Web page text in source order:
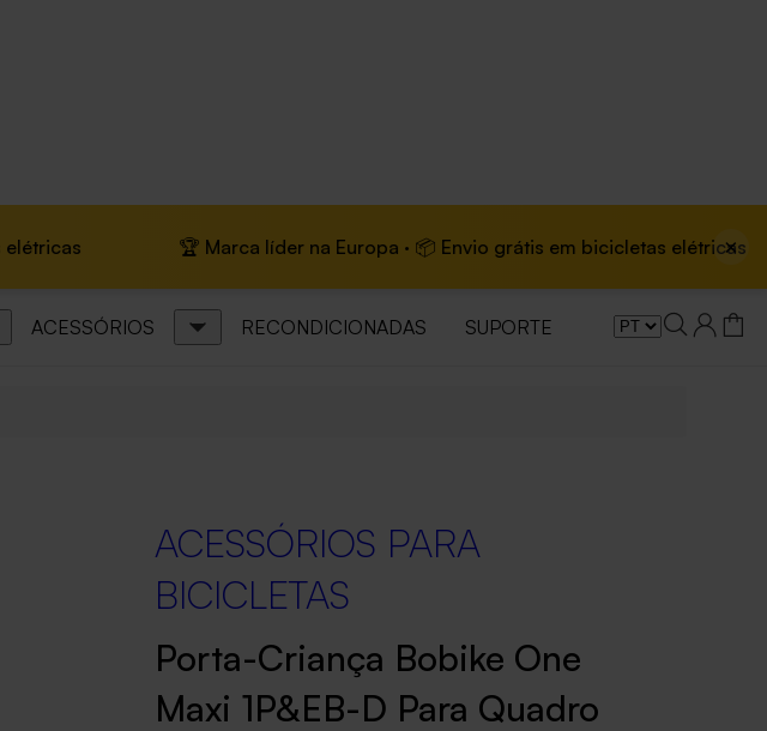
🏆 Marca líder na Europa · 📦 Envio grátis em bicicletas elétricas ×
ACESSÓRIOS RECONDICIONADAS SUPORTE
ACESSÓRIOS PARA
BICICLETAS
Porta-Criança Bobike One
Maxi 1P&EB-D Para Quadro